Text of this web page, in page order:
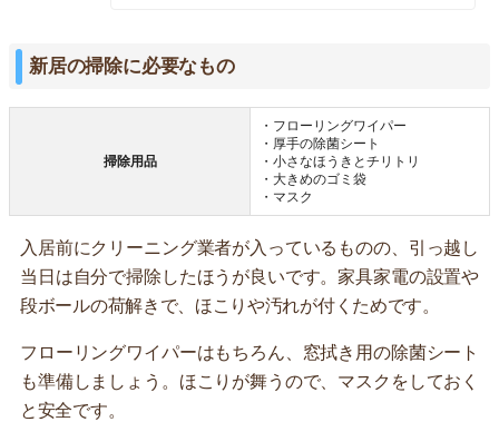
新居の掃除に必要なもの
掃除用品
・フローリングワイパー
・厚手の除菌シート
・小さなほうきとチリトリ
・大きめのゴミ袋
・マスク
入居前にクリーニング業者が入っているものの、引っ越し
当日は自分で掃除したほうが良いです。家具家電の設置や
段ボールの荷解きで、ほこりや汚れが付くためです。
フローリングワイパーはもちろん、窓拭き用の除菌シート
も準備しましょう。ほこりが舞うので、マスクをしておく
と安全です。